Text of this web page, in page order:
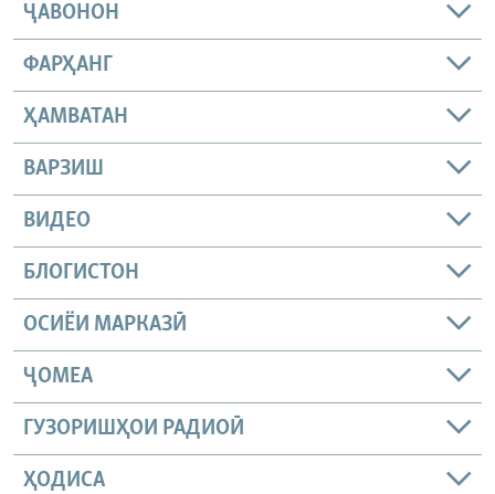
ҶАВОНОН
ФАРҲАНГ
ҲАМВАТАН
ВАРЗИШ
ВИДЕО
БЛОГИСТОН
ОСИЁИ МАРКАЗӢ
ҶОМEА
ГУЗОРИШҲОИ РАДИОӢ
ҲОДИСА